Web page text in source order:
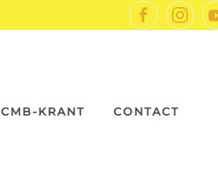
CMB-KRANT CONTACT